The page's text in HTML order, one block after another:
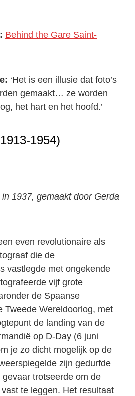
Behind the Gare Saint-
‘Het is een illusie dat foto’s
gemaakt… ze worden
het hart en het hoofd.’
1954)
1937, gemaakt door Gerda
even revolutionaire als
die de
vastlegde met ongekende
vijf grote
de Spaanse
Tweede Wereldoorlog, met
de landing van de
op D-Day (6 juni
je zo dicht mogelijk op de
zijn gedurfde
trotseerde om de
te leggen. Het resultaat